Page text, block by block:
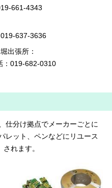
661-4343
637-3636
出張所：
：019-682-0310
仕分け拠点でメーカーごとに
レット、ペンなどにリユース
れます。